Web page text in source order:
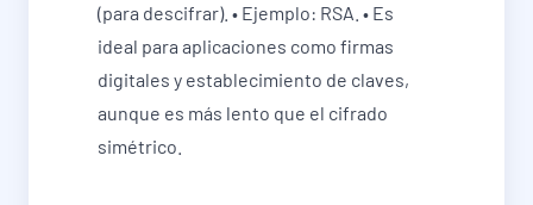
(para descifrar). • Ejemplo: RSA. • Es
ideal para aplicaciones como firmas
digitales y establecimiento de claves,
aunque es más lento que el cifrado
simétrico.